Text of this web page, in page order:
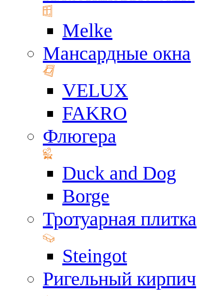
Melke
Мансардные окна
VELUX
FAKRO
Флюгера
Duck and Dog
Borge
Тротуарная плитка
Steingot
Ригельный кирпич